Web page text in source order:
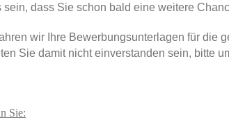
dass Sie schon bald eine weitere
wir Ihre Bewerbungsunterlagen für die
Sie damit nicht einverstanden sein, bitte
Sie: